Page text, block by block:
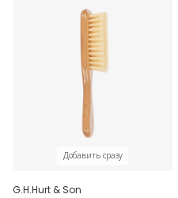
Добавить сразу
G.H.Hurt & Son